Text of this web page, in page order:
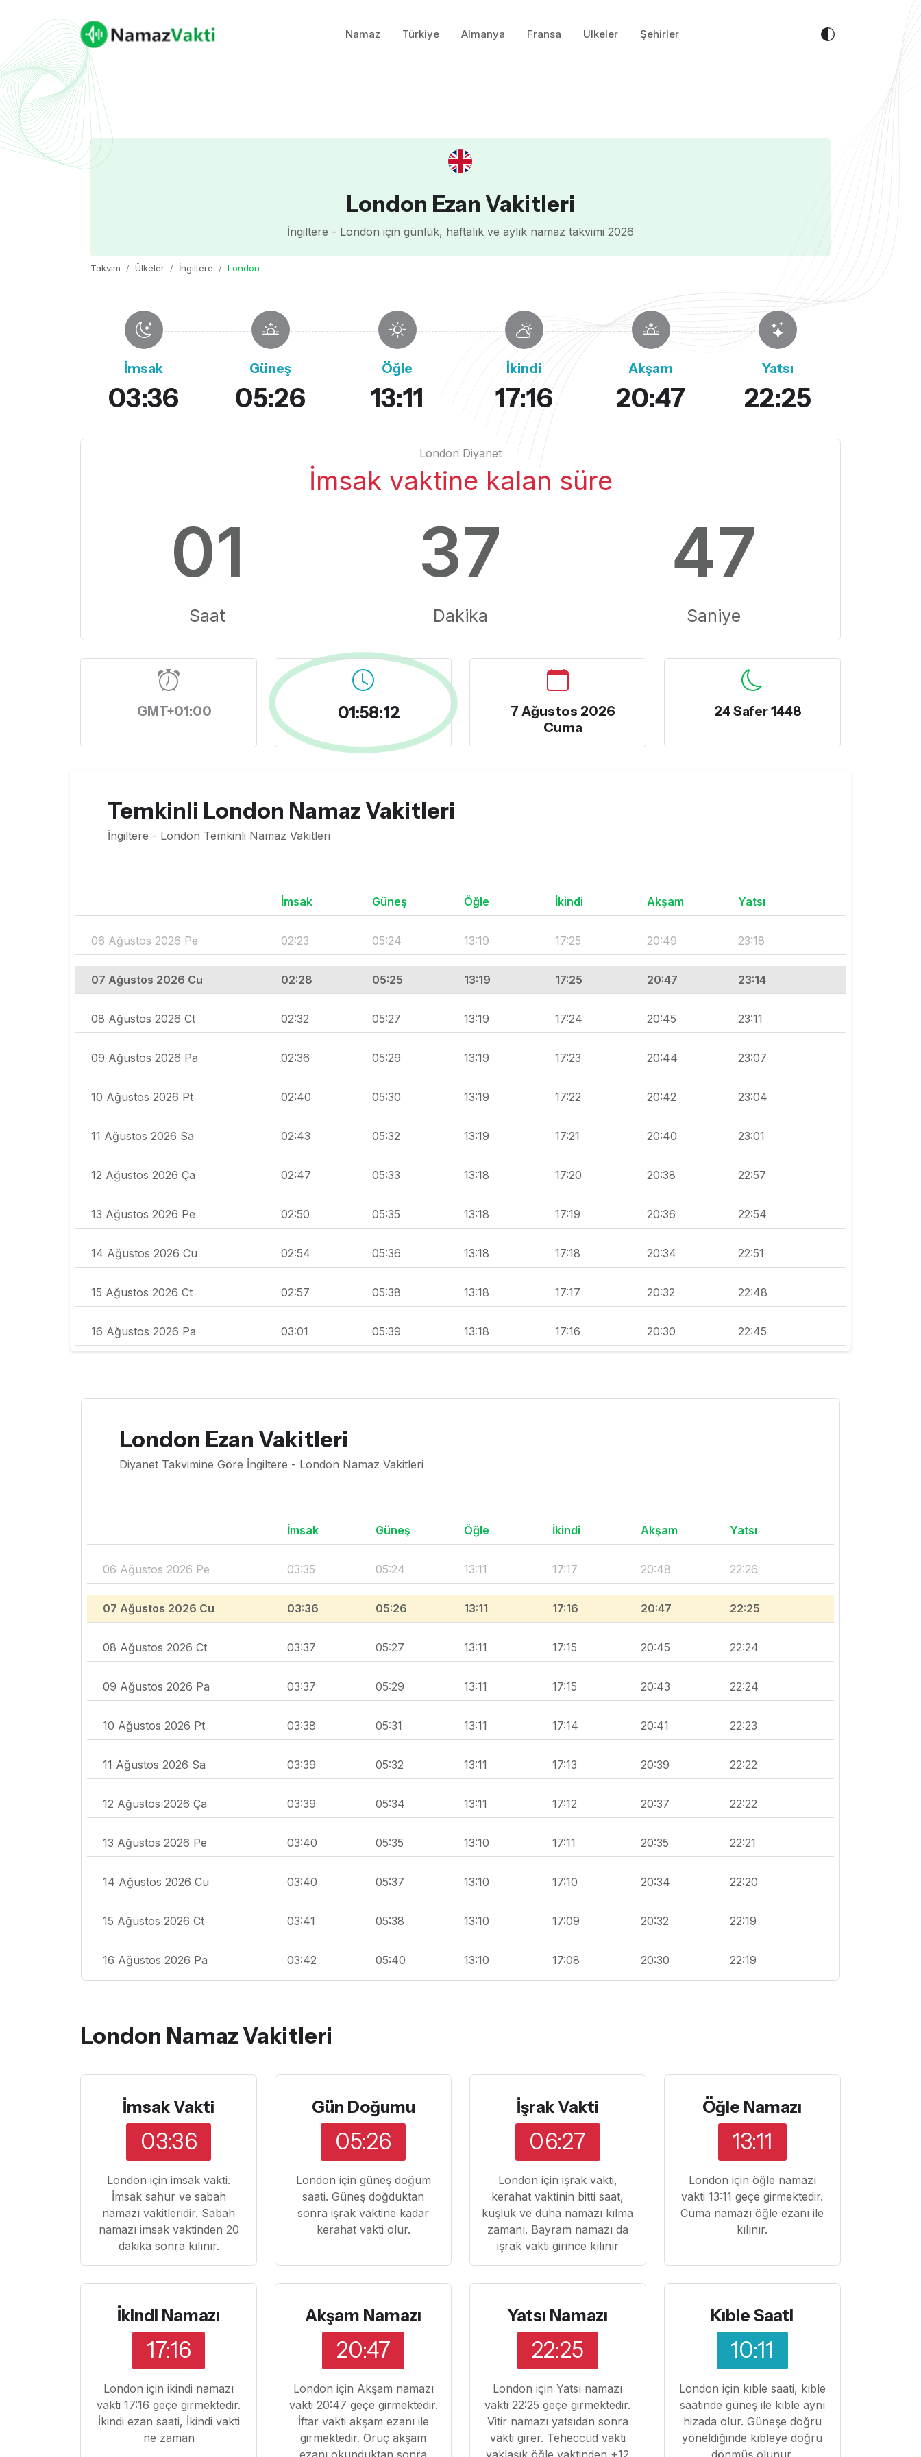
Namaz Türkiye Almanya Fransa Ülkeler Şehirler
London Ezan Vakitleri
İngiltere - London için günlük, haftalık ve aylık namaz takvimi 2026
Takvim Ülkeler İngiltere London
İmsak
03:36
Güneş
05:26
Öğle
13:11
İkindi
17:16
Akşam
20:47
Yatsı
22:25
London Diyanet
İmsak vaktine kalan süre
01
Saat
37
Dakika
46
Saniye
GMT+01:00 01:58:13
7 Ağustos 2026
Cuma
24 Safer 1448
Temkinli London Namaz Vakitleri
İngiltere - London Temkinli Namaz Vakitleri
İmsak Güneş Öğle İkindi Akşam Yatsı
06 Ağustos 2026 Pe 02:23 05:24 13:19 17:25 20:49 23:18
07 Ağustos 2026 Cu 02:28 05:25 13:19 17:25 20:47 23:14
08 Ağustos 2026 Ct 02:32 05:27 13:19 17:24 20:45 23:11
09 Ağustos 2026 Pa 02:36 05:29 13:19 17:23 20:44 23:07
10 Ağustos 2026 Pt 02:40 05:30 13:19 17:22 20:42 23:04
11 Ağustos 2026 Sa 02:43 05:32 13:19 17:21 20:40 23:01
12 Ağustos 2026 Ça 02:47 05:33 13:18 17:20 20:38 22:57
13 Ağustos 2026 Pe 02:50 05:35 13:18 17:19 20:36 22:54
14 Ağustos 2026 Cu 02:54 05:36 13:18 17:18 20:34 22:51
15 Ağustos 2026 Ct 02:57 05:38 13:18 17:17 20:32 22:48
16 Ağustos 2026 Pa 03:01 05:39 13:18 17:16 20:30 22:45
London Ezan Vakitleri
Diyanet Takvimine Göre İngiltere - London Namaz Vakitleri
İmsak Güneş Öğle İkindi Akşam Yatsı
06 Ağustos 2026 Pe 03:35 05:24 13:11 17:17 20:48 22:26
07 Ağustos 2026 Cu 03:36 05:26 13:11 17:16 20:47 22:25
08 Ağustos 2026 Ct 03:37 05:27 13:11 17:15 20:45 22:24
09 Ağustos 2026 Pa 03:37 05:29 13:11 17:15 20:43 22:24
10 Ağustos 2026 Pt 03:38 05:31 13:11 17:14 20:41 22:23
11 Ağustos 2026 Sa 03:39 05:32 13:11 17:13 20:39 22:22
12 Ağustos 2026 Ça 03:39 05:34 13:11 17:12 20:37 22:22
13 Ağustos 2026 Pe 03:40 05:35 13:10 17:11 20:35 22:21
14 Ağustos 2026 Cu 03:40 05:37 13:10 17:10 20:34 22:20
15 Ağustos 2026 Ct 03:41 05:38 13:10 17:09 20:32 22:19
16 Ağustos 2026 Pa 03:42 05:40 13:10 17:08 20:30 22:19
London Namaz Vakitleri
İmsak Vakti
03:36
London için imsak vakti.
İmsak sahur ve sabah
namazı vakitleridir. Sabah
namazı imsak vaktinden 20
dakika sonra kılınır.
Gün Doğumu
05:26
London için güneş doğum
saati. Güneş doğduktan
sonra işrak vaktine kadar
kerahat vakti olur.
İşrak Vakti
06:27
London için işrak vakti,
kerahat vaktinin bitti saat,
kuşluk ve duha namazı kılma
zamanı. Bayram namazı da
işrak vakti girince kılınır
Öğle Namazı
13:11
London için öğle namazı
vakti 13:11 geçe girmektedir.
Cuma namazı öğle ezanı ile
kılınır.
İkindi Namazı
17:16
London için ikindi namazı
vakti 17:16 geçe girmektedir.
İkindi ezan saati, İkindi vakti
ne zaman
Akşam Namazı
20:47
London için Akşam namazı
vakti 20:47 geçe girmektedir.
İftar vakti akşam ezanı ile
girmektedir. Oruç akşam
ezanı okunduktan sonra
Yatsı Namazı
22:25
London için Yatsı namazı
vakti 22:25 geçe girmektedir.
Vitir namazı yatsıdan sonra
vakti girer. Teheccüd vakti
yaklaşık öğle vaktinden +12
Kıble Saati
10:11
London için kıble saati, kıble
saatinde güneş ile kıble aynı
hizada olur. Güneşe doğru
yöneldiğinde kıbleye doğru
dönmüş olunur.